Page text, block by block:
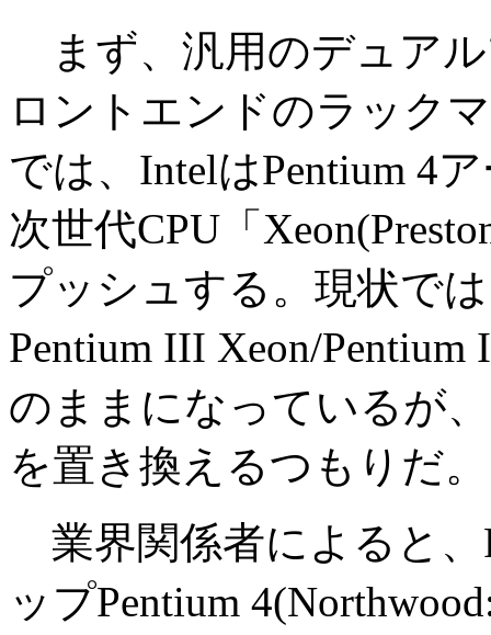
まず、汎用のデュア
ロントエンドのラック
では、IntelはPentium 4
次世代CPU「
プッシュする。現状で
Pentium III Xeon/
のままになっているが
を置き換えるつもりだ。
業界関係者によると、
ップPentium